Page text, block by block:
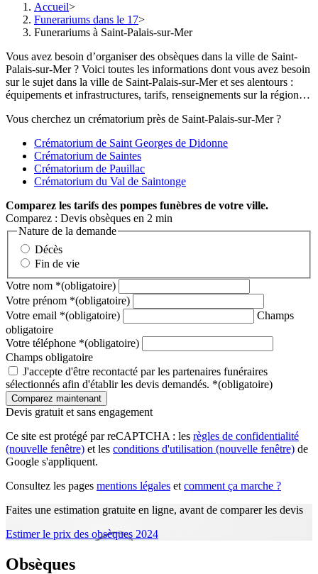
Accueil
Funerariums dans le 17
Funerariums à Saint-Palais-sur-Mer
Vous avez besoin d’organiser des obsèques dans la ville de Saint-
Palais-sur-Mer ? Voici toutes les informations dont vous avez besoin
sur le sujet dans la ville de Saint-Palais-sur-Mer et ses alentours :
équipements et infrastructures, tarifs, renseignements sur la région…
Vous cherchez un crématorium près de Saint-Palais-sur-Mer ?
Crématorium de Saint Georges de Didonne
Crématorium de Saintes
Crématorium de Pauillac
Crématorium du Val de Saintonge
Comparez les tarifs des pompes funèbres de votre ville.
Comparez : Devis obsèques en 2 min
Nature de la demande
Décès
Fin de vie
Votre nom *(obligatoire)
Votre prénom *(obligatoire)
Votre email *(obligatoire)
Champs
obligatoire
Votre téléphone *(obligatoire)
Champs obligatoire
J'accepte d'être recontacté par les partenaires funéraires
sélectionnés afin d'établir les devis demandés. *(obligatoire)
Devis gratuit et sans engagement
Ce site est protégé par reCAPTCHA : les règles de confidentialité
(nouvelle fenêtre) et les conditions d'utilisation (nouvelle fenêtre) de
Google s'appliquent.
Consultez les pages mentions légales et comment ça marche ?
Faites une estimation gratuite en ligne, avant de comparer les devis
Estimer le prix des obsèques 2024
Obsèques